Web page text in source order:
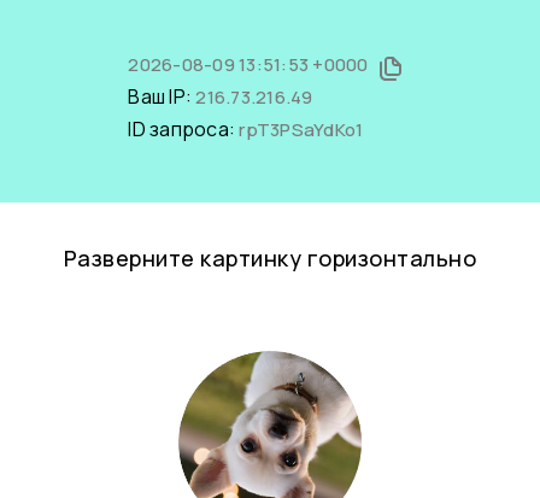
2026-08-09 13:51:53 +0000
Ваш IP:216.73.216.49
ID запроса:rpT3PSaYdKo1
Разверните картинку горизонтально